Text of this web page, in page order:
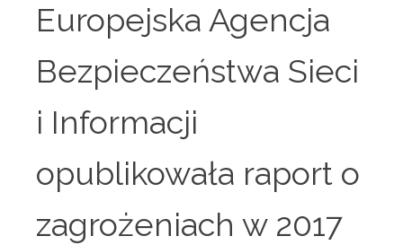
Europejska Agencja
Bezpieczeństwa Sieci
i Informacji
opublikowała raport o
zagrożeniach w 2017